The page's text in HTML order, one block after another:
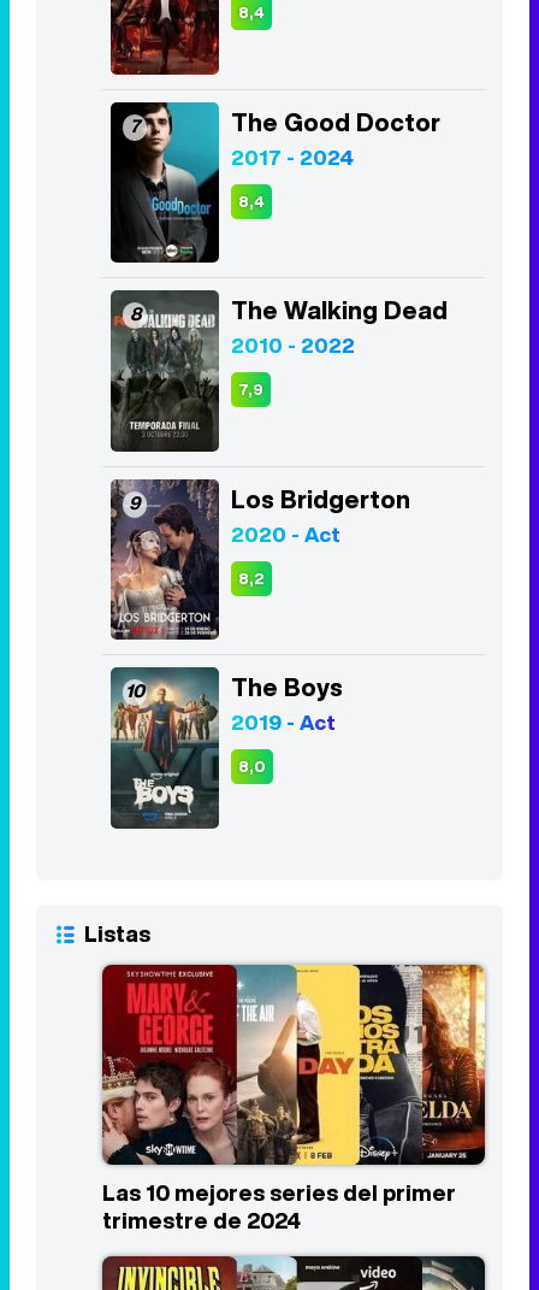
8,4
7 The Good Doctor
2017 - 2024
8,4
8 The Walking Dead
2010 - 2022
7,9
9 Los Bridgerton
2020 - Act
8,2
10 The Boys
2019 - Act
8,0
Listas
Las 10 mejores series del primer
trimestre de 2024